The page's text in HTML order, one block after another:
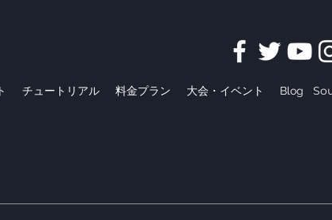
チュートリアル 料金プラン 大会・イベント Blog